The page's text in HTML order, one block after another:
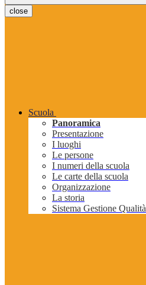
close
Scuola
Panoramica
Presentazione
I luoghi
Le persone
I numeri della scuola
Le carte della scuola
Organizzazione
La storia
Sistema Gestione Qualità